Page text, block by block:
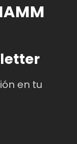
en tu